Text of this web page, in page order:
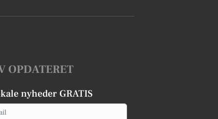
OPDATERET
nyheder GRATIS